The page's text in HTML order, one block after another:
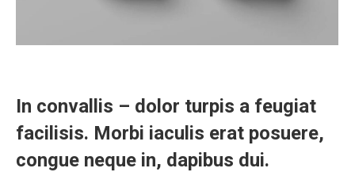
In convallis – dolor turpis a feugiat
facilisis. Morbi iaculis erat posuere,
congue neque in, dapibus dui.